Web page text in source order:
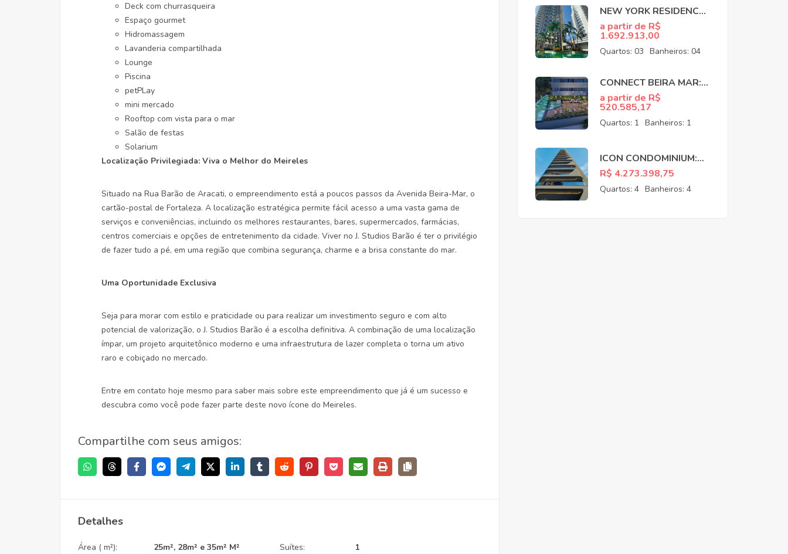
Deck com churrasqueira
Espaço gourmet
Hidromassagem
Lavanderia compartilhada
Lounge
Piscina
petPLay
mini mercado
Rooftop com vista para o mar
Salão de festas
Solarium
Localização Privilegiada: Viva o Melhor do Meireles
Situado na Rua Barão de Aracati, o empreendimento está a poucos passos da Avenida Beira-Mar, o
cartão-postal de Fortaleza. A localização estratégica permite fácil acesso a uma vasta gama de
serviços e conveniências, incluindo os melhores restaurantes, bares, supermercados, farmácias,
centros comerciais e opções de entretenimento da cidade. Viver no J. Studios Barão é ter o privilégio
de fazer tudo a pé, em uma região que combina segurança, charme e a brisa constante do mar.
Uma Oportunidade Exclusiva
Seja para morar com estilo e praticidade ou para realizar um investimento seguro e com alto
potencial de valorização, o J. Studios Barão é a escolha definitiva. A combinação de uma localização
ímpar, um projeto arquitetônico moderno e uma infraestrutura de lazer completa o torna um ativo
raro e cobiçado no mercado.
Entre em contato hoje mesmo para saber mais sobre este empreendimento que já é um sucesso e
descubra como você pode fazer parte deste novo ícone do Meireles.
Compartilhe com seus amigos:
Detalhes
Área ( m²): 25m², 28m² e 35m² M² Suítes: 1
NEW YORK RESIDENCE:
APARTAMENTOS NO
COCÓ EM FORTALEZA
CE
a partir de R$
1.692.913,00
Quartos: 03 Banheiros: 04
CONNECT BEIRA MAR:
APARTAMENTOS NO
MEIRELES EM
FORTALEZA CE
a partir de R$
520.585,17
Quartos: 1 Banheiros: 1
ICON CONDOMINIUM:
APARTAMENTOS NO
MEIRELES EM
FORTALEZA CE
R$ 4.273.398,75
Quartos: 4 Banheiros: 4